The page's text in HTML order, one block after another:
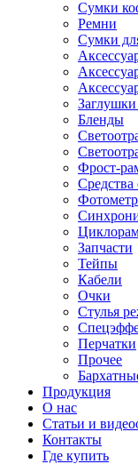
Сумки
Ремни
Сумки
Заглушки
Бленды
Фрост-
Средства
Запчасти
Тейпы
Кабели
Очки
Стулья
Перчатки
Прочее
Продукция
О нас
Статьи и
Контакты
Где купить